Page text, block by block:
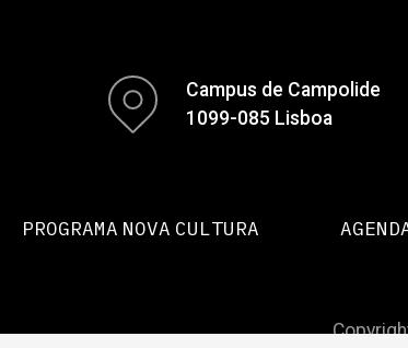
Campus de Campolide
1099-085 Lisboa
PROGRAMA NOVA CULTURA